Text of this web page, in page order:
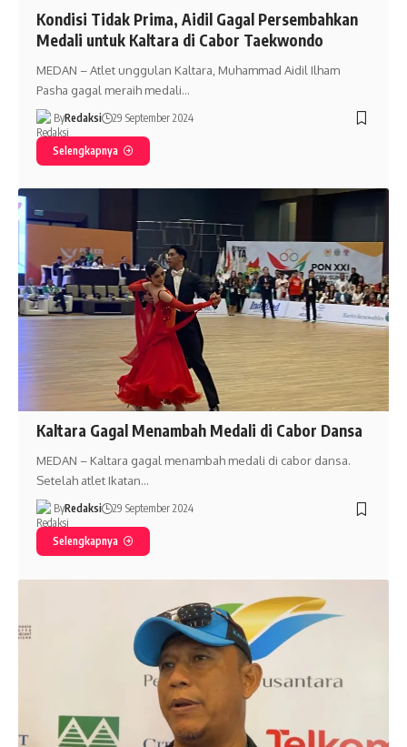
Kondisi Tidak Prima, Aidil Gagal Persembahkan
Medali untuk Kaltara di Cabor Taekwondo
MEDAN – Atlet unggulan Kaltara, Muhammad Aidil Ilham
Pasha gagal meraih medali…
ByRedaksi 29 September 2024
Selengkapnya
Kaltara Gagal Menambah Medali di Cabor Dansa
MEDAN – Kaltara gagal menambah medali di cabor dansa.
Setelah atlet Ikatan…
ByRedaksi 29 September 2024
Selengkapnya